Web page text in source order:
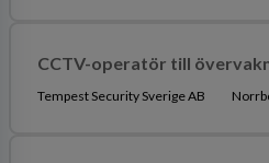
CCTV-operatör till
Tempest Security Sverige AB